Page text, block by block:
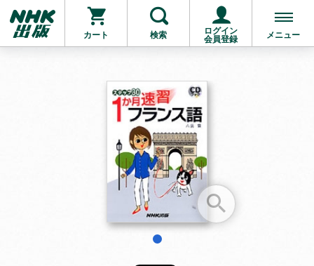
カート 検索
ログイン
会員登録
メニュー
お支払いに進む
他にも商品を買う